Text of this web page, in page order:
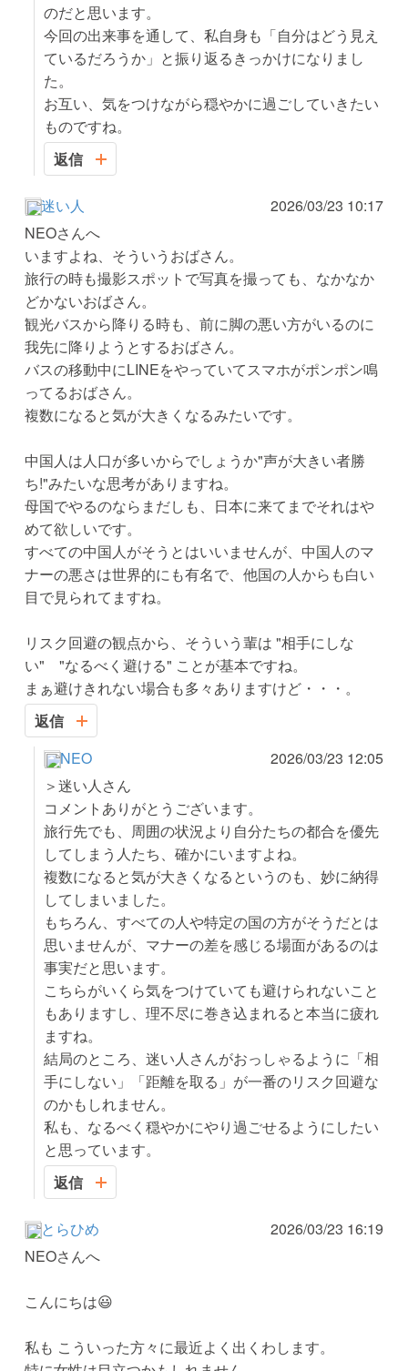
のだと思います。
今回の出来事を通して、私自身も「自分はどう見え
ているだろうか」と振り返るきっかけになりまし
た。
お互い、気をつけながら穏やかに過ごしていきたい
ものですね。
返信
迷い人
2026/03/23 10:17
NEOさんへ
いますよね、そういうおばさん。
旅行の時も撮影スポットで写真を撮っても、なかなか
どかないおばさん。
観光バスから降りる時も、前に脚の悪い方がいるのに
我先に降りようとするおばさん。
バスの移動中にLINEをやっていてスマホがポンポン鳴
ってるおばさん。
複数になると気が大きくなるみたいです。
中国人は人口が多いからでしょうか"声が大きい者勝
ち!"みたいな思考がありますね。
母国でやるのならまだしも、日本に来てまでそれはや
めて欲しいです。
すべての中国人がそうとはいいませんが、中国人のマ
ナーの悪さは世界的にも有名で、他国の人からも白い
目で見られてますね。
リスク回避の観点から、そういう輩は "相手にしな
い" "なるべく避ける" ことが基本ですね。
まぁ避けきれない場合も多々ありますけど・・・。
返信
NEO
2026/03/23 12:05
＞迷い人さん
コメントありがとうございます。
旅行先でも、周囲の状況より自分たちの都合を優先
してしまう人たち、確かにいますよね。
複数になると気が大きくなるというのも、妙に納得
してしまいました。
もちろん、すべての人や特定の国の方がそうだとは
思いませんが、マナーの差を感じる場面があるのは
事実だと思います。
こちらがいくら気をつけていても避けられないこと
もありますし、理不尽に巻き込まれると本当に疲れ
ますね。
結局のところ、迷い人さんがおっしゃるように「相
手にしない」「距離を取る」が一番のリスク回避な
のかもしれません。
私も、なるべく穏やかにやり過ごせるようにしたい
と思っています。
返信
とらひめ
2026/03/23 16:19
NEOさんへ
こんにちは😃
私も こういった方々に最近よく出くわします。